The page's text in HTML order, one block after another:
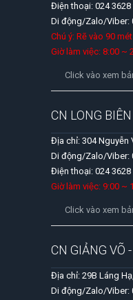
Điện thoại: 024
Di động/Zalo/Viber:
Chú ý: Rẽ vào 90
Giờ làm việc: 8:00 ~
Click vào xem
CN LONG BIÊN
Địa chỉ: 304 Nguyễn
Di động/Zalo/Viber:
Điện thoại: 024
Giờ làm việc: 9:00 ~
Click vào xem
CN GIẢNG VÕ
Địa chỉ: 29B Láng
Di động/Zalo/Viber: